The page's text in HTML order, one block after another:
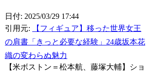
日付: 2025/03/29 17:44
引用元:
【フィギュア】移った世界女王
の肩書「きっと必要な経験」24歳坂本花
織の変わらぬ魅力
【米ボストン＝松本航、藤塚大輔】ショ